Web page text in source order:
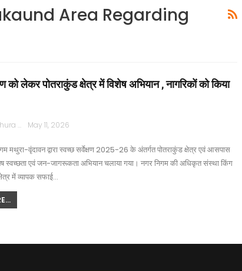
Area Regarding
को लेकर पोतराकुंड क्षेत्र में विशेष अभियान , नागरिकों को किया
Rajpath Mathura May 11, 2026
मथुरा-वृंदावन द्वारा स्वच्छ सर्वेक्षण 2025-26 के अंतर्गत पोतराकुंड क्षेत्र एवं आसपास
स्वच्छता एवं जन-जागरूकता अभियान चलाया गया। नगर निगम की अधिकृत संस्था किंग
में व्यापक सफाई…